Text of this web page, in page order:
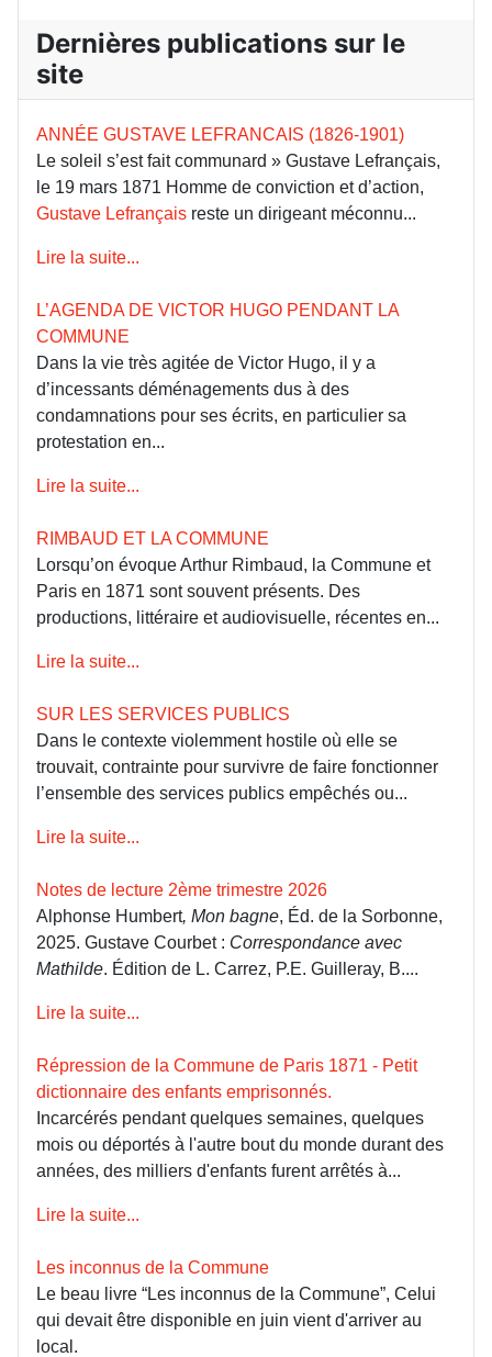
Dernières publications sur le
site
ANNÉE GUSTAVE LEFRANCAIS (1826-1901)
Le soleil s’est fait communard » Gustave Lefrançais,
le 19 mars 1871 Homme de conviction et d’action,
Gustave Lefrançais reste un dirigeant méconnu...
Lire la suite...
L’AGENDA DE VICTOR HUGO PENDANT LA
COMMUNE
Dans la vie très agitée de Victor Hugo, il y a
d’incessants déménagements dus à des
condamnations pour ses écrits, en particulier sa
protestation en...
Lire la suite...
RIMBAUD ET LA COMMUNE
Lorsqu’on évoque Arthur Rimbaud, la Commune et
Paris en 1871 sont souvent présents. Des
productions, littéraire et audiovisuelle, récentes en...
Lire la suite...
SUR LES SERVICES PUBLICS
Dans le contexte violemment hostile où elle se
trouvait, contrainte pour survivre de faire fonctionner
l’ensemble des services publics empêchés ou...
Lire la suite...
Notes de lecture 2ème trimestre 2026
Alphonse Humbert, Mon bagne, Éd. de la Sorbonne,
2025. Gustave Courbet : Correspondance avec
Mathilde. Édition de L. Carrez, P.E. Guilleray, B....
Lire la suite...
Répression de la Commune de Paris 1871 - Petit
dictionnaire des enfants emprisonnés.
Incarcérés pendant quelques semaines, quelques
mois ou déportés à l'autre bout du monde durant des
années, des milliers d'enfants furent arrêtés à...
Lire la suite...
Les inconnus de la Commune
Le beau livre “Les inconnus de la Commune”, Celui
qui devait être disponible en juin vient d'arriver au
local.